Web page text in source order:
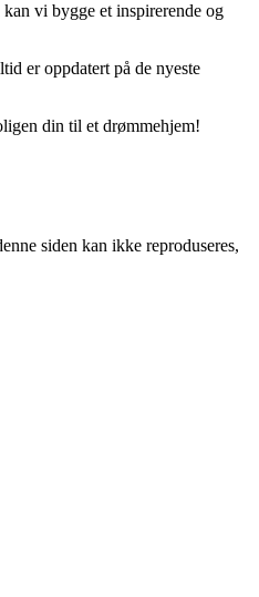
vi bygge et inspirerende og
er oppdatert på de nyeste
din til et drømmehjem!
siden kan ikke reproduseres,